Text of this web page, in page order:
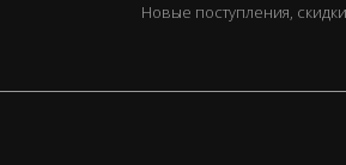
Новые поступления,